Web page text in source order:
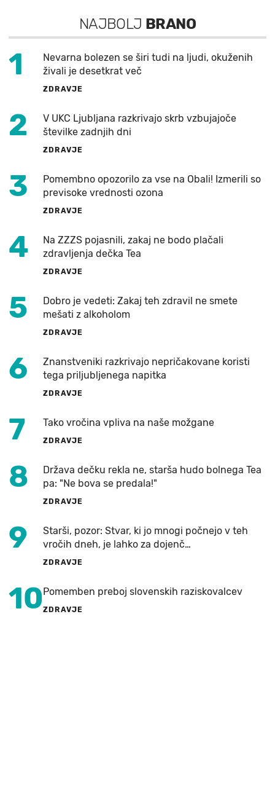
NAJBOLJ BRANO
1
Nevarna bolezen se širi tudi na ljudi, okuženih
živali je desetkrat več
ZDRAVJE
2
V UKC Ljubljana razkrivajo skrb vzbujajoče
številke zadnjih dni
ZDRAVJE
3
Pomembno opozorilo za vse na Obali! Izmerili so
previsoke vrednosti ozona
ZDRAVJE
4
Na ZZZS pojasnili, zakaj ne bodo plačali
zdravljenja dečka Tea
ZDRAVJE
5
Dobro je vedeti: Zakaj teh zdravil ne smete
mešati z alkoholom
ZDRAVJE
6
Znanstveniki razkrivajo nepričakovane koristi
tega priljubljenega napitka
ZDRAVJE
7 Tako vročina vpliva na naše možgane
ZDRAVJE
8
Država dečku rekla ne, starša hudo bolnega Tea
pa: "Ne bova se predala!"
ZDRAVJE
9
Starši, pozor: Stvar, ki jo mnogi počnejo v teh
vročih dneh, je lahko za dojenč…
ZDRAVJE
10Pomemben preboj slovenskih raziskovalcev
ZDRAVJE